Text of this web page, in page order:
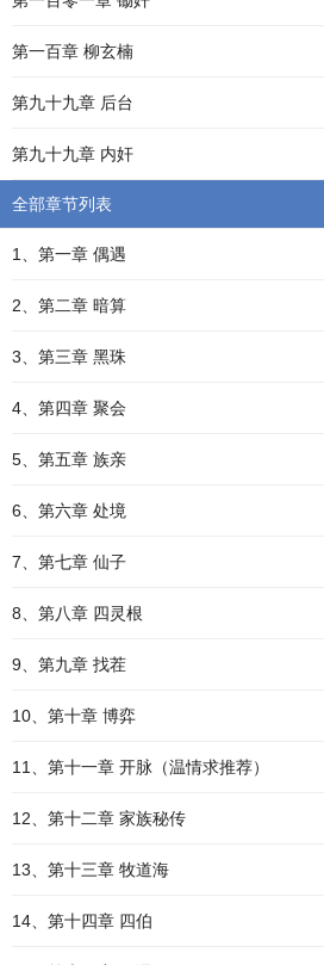
第一百章 柳玄楠
第九十九章 后台
第九十九章 内奸
全部章节列表
1、第一章 偶遇
2、第二章 暗算
3、第三章 黑珠
4、第四章 聚会
5、第五章 族亲
6、第六章 处境
7、第七章 仙子
8、第八章 四灵根
9、第九章 找茬
10、第十章 博弈
11、第十一章 开脉（温情求推荐）
12、第十二章 家族秘传
13、第十三章 牧道海
14、第十四章 四伯